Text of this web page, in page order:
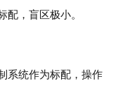
配，盲区极小。
系统作为标配，操作